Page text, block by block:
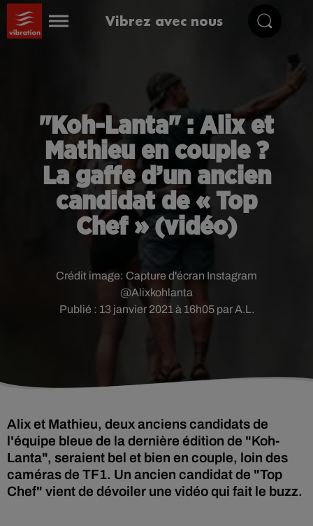
Vibrez avec nous
"Koh-Lanta" : Alix et
Mathieu en couple ?
La gaffe d’un ancien
candidat de « Top
Chef » (vidéo)
Publié : 13 janvier 2021 à 16h05 par A.L.
Crédit image: Capture d'écran Instagram
@Alixkohlanta
Alix et Mathieu, deux anciens candidats de
l'équipe bleue de la dernière édition de "Koh-
Lanta", seraient bel et bien en couple, loin des
caméras de TF1. Un ancien candidat de "Top
Chef" vient de dévoiler une vidéo qui fait le buzz.